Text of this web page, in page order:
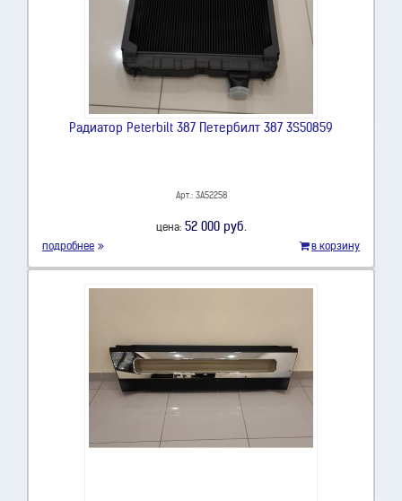
Радиатор Peterbilt 387 Петербилт 387 3S50859
Арт.: 3A52258
цена: 52 000 руб.
подробнее в корзину